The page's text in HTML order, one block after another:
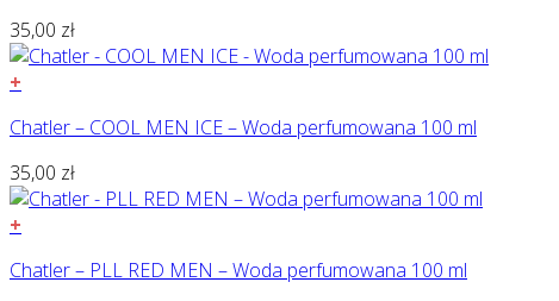
35,00 zł
+
Chatler – COOL MEN ICE – Woda perfumowana 100 ml
35,00 zł
+
Chatler – PLL RED MEN – Woda perfumowana 100 ml